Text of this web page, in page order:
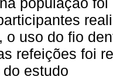
o uso do fio
refeições foi
estudo